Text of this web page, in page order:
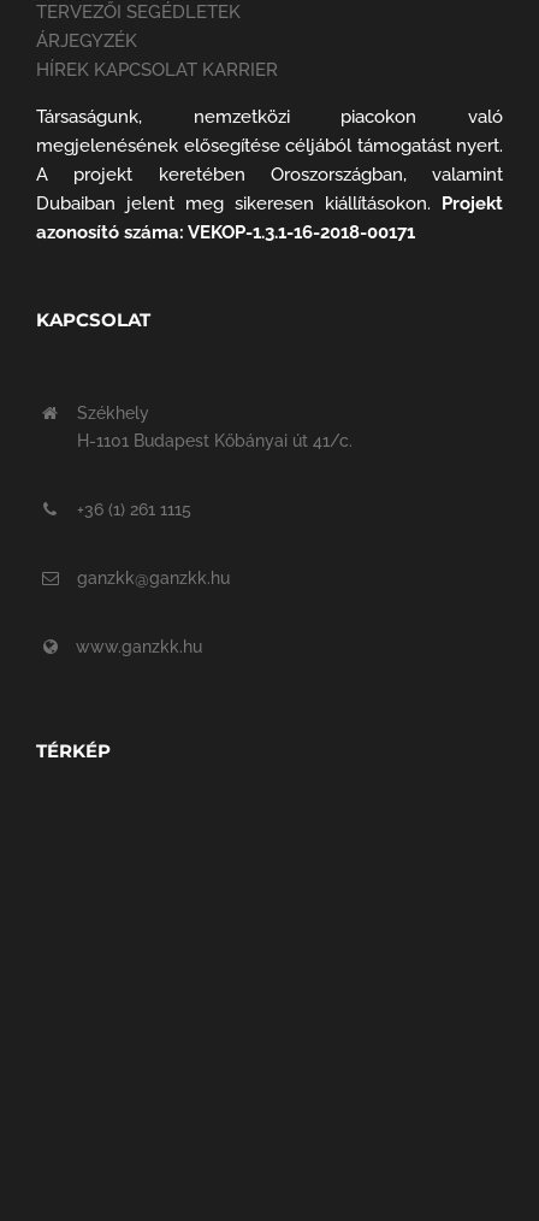
TERVEZŐI SEGÉDLETEK
ÁRJEGYZÉK
HÍREK KAPCSOLAT KARRIER
Társaságunk, nemzetközi piacokon való
megjelenésének elősegítése céljából támogatást nyert.
A projekt keretében Oroszországban, valamint
Dubaiban jelent meg sikeresen kiállításokon. Projekt
azonosító száma: VEKOP-1.3.1-16-2018-00171
KAPCSOLAT
Székhely
H-1101 Budapest Kőbányai út 41/c.
+36 (1) 261 1115
ganzkk@ganzkk.hu
www.ganzkk.hu
TÉRKÉP